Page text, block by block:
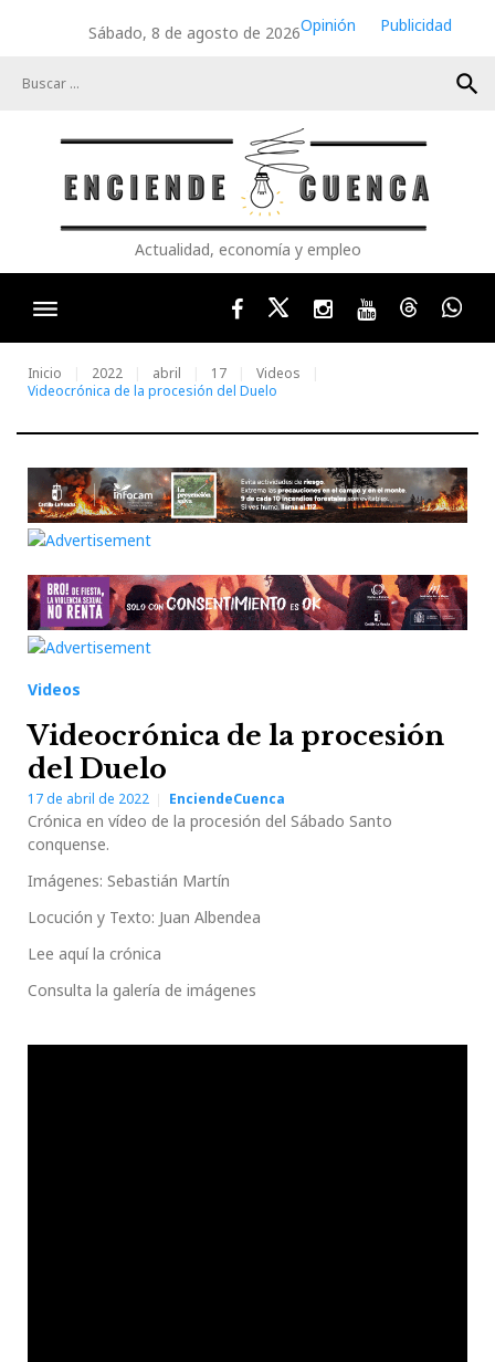
Sábado, 8 de agosto de 2026Opinión
Publicidad
search
Actualidad, economía y empleo
FacebookTwitterInstagram
YoutubeThreads
Inicio 2022 abril 17
Videos
Videocrónica de la procesión del Duelo
Videos
Videocrónica de la procesión
del Duelo
17 de abril de 2022 EnciendeCuenca
Crónica en vídeo de la procesión del Sábado Santo
conquense.
Imágenes: Sebastián Martín
Locución y Texto: Juan Albendea
Lee aquí la crónica
Consulta la galería de imágenes